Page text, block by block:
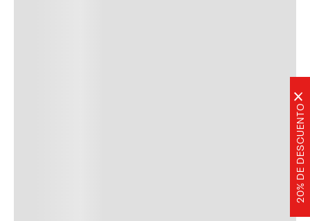
20% DE DESCUENTO
×